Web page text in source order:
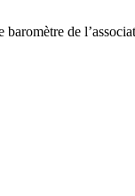
de